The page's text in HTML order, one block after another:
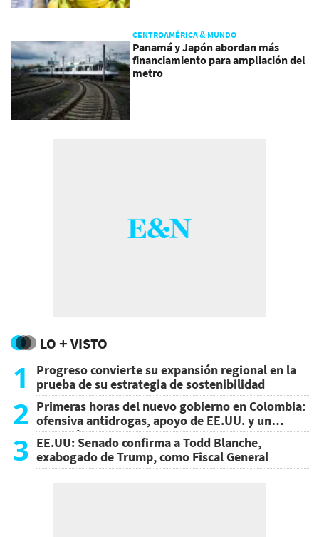
CENTROAMÉRICA & MUNDO
Panamá y Japón abordan más
financiamiento para ampliación del
metro
LO + VISTO
1
Progreso convierte su expansión regional en la
prueba de su estrategia de sostenibilidad
2 Primeras horas del nuevo gobierno en Colombia:
ofensiva antidrogas, apoyo de EE.UU. y un
atentado
3 EE.UU: Senado confirma a Todd Blanche,
exabogado de Trump, como Fiscal General